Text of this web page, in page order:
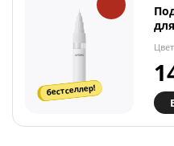
бестселлер!